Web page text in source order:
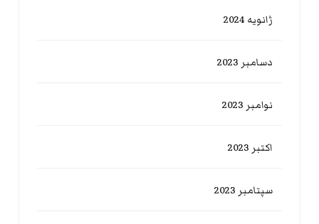
ژانویه 2024
دسامبر 2023
نوامبر 2023
اکتبر 2023
سپتامبر 2023